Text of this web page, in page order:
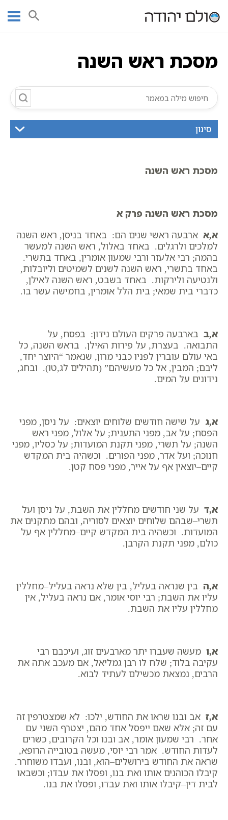
עמוד ראשי אוצר הכתבים
שישה סדרי משנה | אוצר הכתבים
מסכת ראש השנה
מסכת ראש השנה
מסכת ראש השנה פרק א
א,א ארבעה ראשי שנים הם: באחד בניסן, ראש השנה
למלכים ולרגלים. באחד באלול, ראש השנה למעשר
בהמה; רבי אלעזר ורבי שמעון אומרין, באחד בתשרי.
באחד בתשרי, ראש השנה לשנים לשמיטים וליובלות,
ולנטיעה ולירקות. באחד בשבט, ראש השנה לאילן,
כדברי בית שמאי; בית הלל אומרין, בחמישה עשר בו.
א,ב בארבעה פרקים העולם נידון: בפסח, על
התבואה. בעצרת, על פירות האילן. בראש השנה, כל
באי עולם עוברין לפניו כבני מרון, שנאמר “היוצר יחד,
ליבם; המבין, אל כל מעשיהם” (תהילים לג,טו). ובחג,
נידונים על המים.
א,ג על שישה חודשים שלוחים יוצאים: על ניסן, מפני
הפסח; על אב, מפני התענית; על אלול, מפני ראש
השנה; על תשרי, מפני תקנת המועדות; על כסליו, מפני
חנוכה; ועל אדר, מפני הפורים. וכשהיה בית המקדש
קיים–יוצאין אף על אייר, מפני פסח קטן.
א,ד על שני חודשים מחללין את השבת, על ניסן ועל
תשרי–שבהם שלוחים יוצאים לסוריה, ובהם מתקנים את
המועדות. וכשהיה בית המקדש קיים–מחללין אף על
כולם, מפני תקנת הקרבן.
א,ה בין שנראה בעליל, בין שלא נראה בעליל–מחללין
עליו את השבת; רבי יוסי אומר, אם נראה בעליל, אין
מחללין עליו את השבת.
א,ו מעשה שעברו יתר מארבעים זוג, ועיכבם רבי
עקיבה בלוד; שלח לו רבן גמליאל, אם מעכב אתה את
הרבים, נמצאת מכשילם לעתיד לבוא.
א,ז אב ובנו שראו את החודש, ילכו: לא שמצטרפין זה
עם זה; אלא שאם ייפסל אחד מהם, יצטרף השני עם
אחר. רבי שמעון אומר, אב ובנו וכל הקרובים, כשרים
לעדות החודש. אמר רבי יוסי, מעשה בטובייה הרופא,
שראה את החודש בירושלים–הוא, ובנו, ועבדו משוחרר.
קיבלו הכוהנים אותו ואת בנו, ופסלו את עבדו; וכשבאו
לבית דין–קיבלו אותו ואת עבדו, ופסלו את בנו.
סינון